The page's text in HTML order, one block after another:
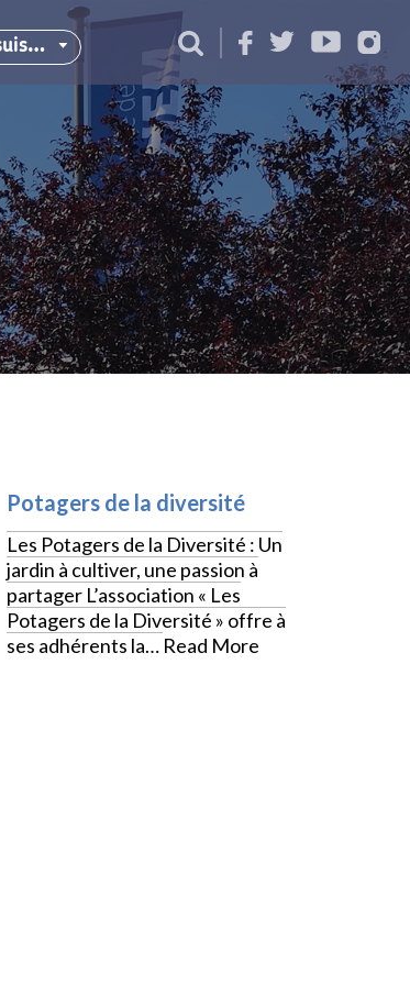
Potagers de la diversité
Les Potagers de la Diversité : Un
jardin à cultiver, une passion à
partager L’association « Les
Potagers de la Diversité » offre à
ses adhérents la… Read More